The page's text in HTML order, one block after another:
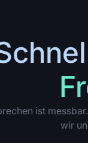
ist
wir